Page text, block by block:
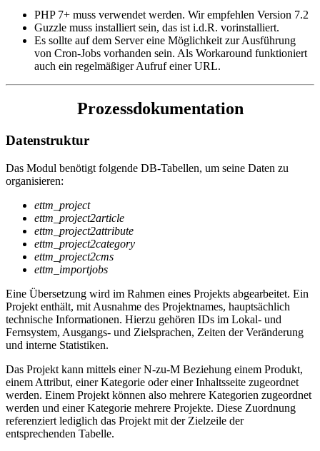
PHP 7+ muss verwendet werden. Wir empfehlen Version 7.2
Guzzle muss installiert sein, das ist i.d.R. vorinstalliert.
Es sollte auf dem Server eine Möglichkeit zur Ausführung
von Cron-Jobs vorhanden sein. Als Workaround funktioniert
auch ein regelmäßiger Aufruf einer URL.
Prozessdokumentation
Datenstruktur
Das Modul benötigt folgende DB-Tabellen, um seine Daten zu
organisieren:
ettm_project
ettm_project2article
ettm_project2attribute
ettm_project2category
ettm_project2cms
ettm_importjobs
Eine Übersetzung wird im Rahmen eines Projekts abgearbeitet. Ein
Projekt enthält, mit Ausnahme des Projektnames, hauptsächlich
technische Informationen. Hierzu gehören IDs im Lokal- und
Fernsystem, Ausgangs- und Zielsprachen, Zeiten der Veränderung
und interne Statistiken.
Das Projekt kann mittels einer N-zu-M Beziehung einem Produkt,
einem Attribut, einer Kategorie oder einer Inhaltsseite zugeordnet
werden. Einem Projekt können also mehrere Kategorien zugeordnet
werden und einer Kategorie mehrere Projekte. Diese Zuordnung
referenziert lediglich das Projekt mit der Zielzeile der
entsprechenden Tabelle.